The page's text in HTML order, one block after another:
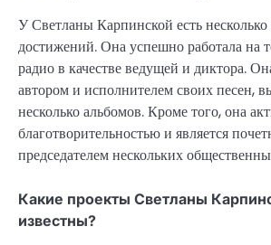
У Светланы Карпинской есть
достижений. Она успешно работала на
радио в качестве ведущей и диктора.
автором и исполнителем своих песен,
несколько альбомов. Кроме того, она
благотворительностью и является
председателем нескольких
Какие проекты Светланы
известны?